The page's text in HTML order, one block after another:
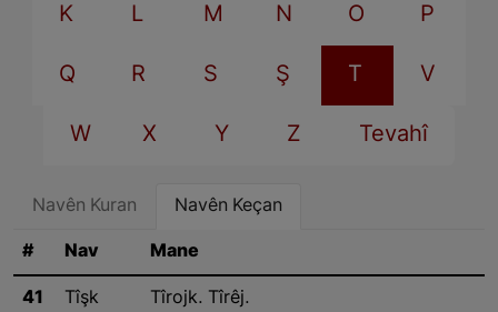
K L M N O P
Q R S Ş T V
W X Y Z Tevahî
Navên Kuran Navên Keçan
# Nav Mane
41 Tîşk Tîrojk. Tîrêj.